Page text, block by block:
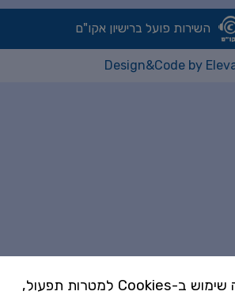
השירות פועל ברישיון אקו"ם
Design&Code by
האתר עושה שימוש ב-Cookies למטרות תפעול,